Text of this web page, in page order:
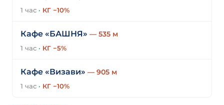
1 час · КГ −10%
Кафе «БАШНЯ» — 535 м
1 час · КГ −5%
Кафе «Визави» — 905 м
1 час · КГ −10%